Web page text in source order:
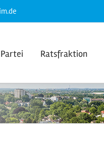
Partei Ratsfraktion